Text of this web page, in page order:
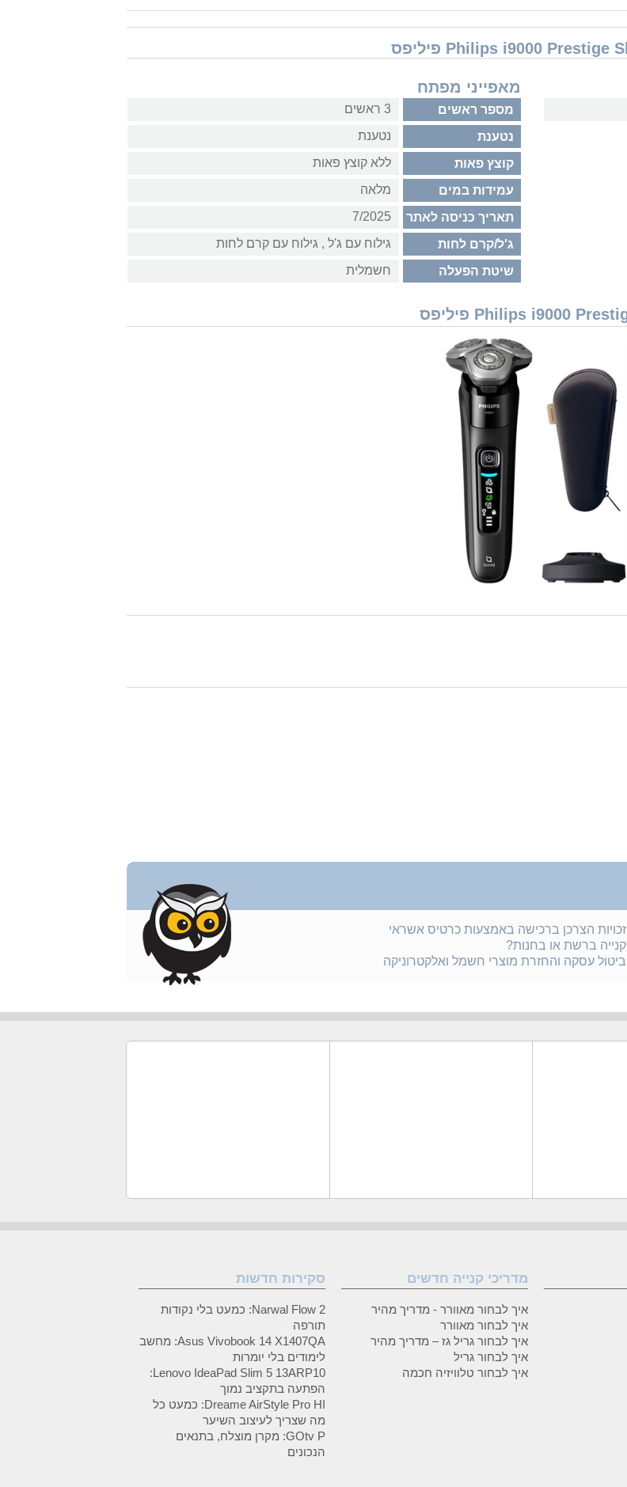
מאפייני מפתח
מספר ראשים 3 ראשים
נטענת נטענת
קוצץ פאות ללא קוצץ פאות
עמידות במים מלאה
תאריך כניסה לאתר 7/2025
ג'ל/קרם לחות גילוח עם ג'ל‏ , ‏גילוח עם קרם לחות
שיטת הפעלה חשמלית
זכויות הצרכן ברכישה באמצעות כרטיס אשראי
קנייה ברשת או בחנות?
ביטול עסקה והחזרת מוצרי חשמל ואלקטרוניקה
מדריכי קנייה חדשים
איך לבחור מאוורר - מדריך מהיר
איך לבחור מאוורר
איך לבחור גריל גז – מדריך מהיר
איך לבחור גריל
איך לבחור טלוויזיה חכמה
סקירות חדשות
Narwal Flow 2: כמעט בלי נקודות
תורפה
Asus Vivobook 14 X1407QA: מחשב
לימודים בלי יומרות
Lenovo IdeaPad Slim 5 13ARP10:
הפתעה בתקציב נמוך
Dreame AirStyle Pro HI: כמעט כל
מה שצריך לעיצוב השיער
GOtv P: מקרן מוצלח, בתנאים
הנכונים